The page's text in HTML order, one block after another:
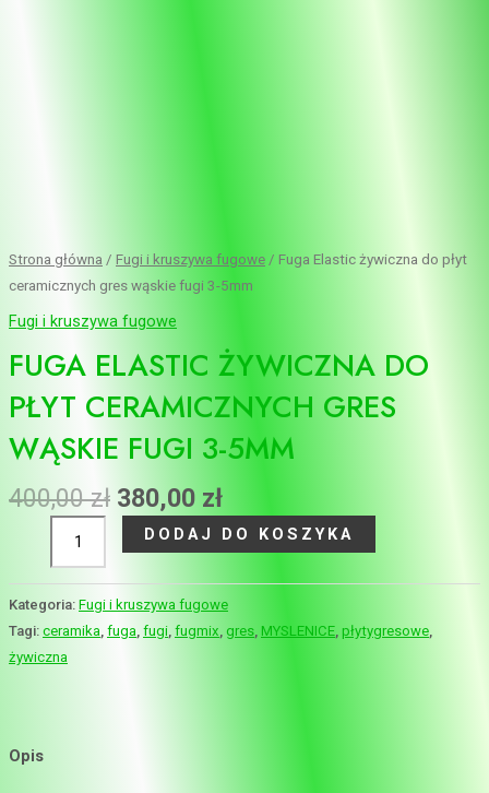
Strona główna / Fugi i kruszywa fugowe / Fuga Elastic żywiczna do płyt
ceramicznych gres wąskie fugi 3-5mm
Fugi i kruszywa fugowe
FUGA ELASTIC ŻYWICZNA DO
PŁYT CERAMICZNYCH GRES
WĄSKIE FUGI 3-5MM
400,00zł 380,00 zł
DODAJ DO KOSZYKA
Kategoria: Fugi i kruszywa fugowe
Tagi: ceramika, fuga, fugi, fugmix, gres, MYSLENICE, płytygresowe,
żywiczna
Opis